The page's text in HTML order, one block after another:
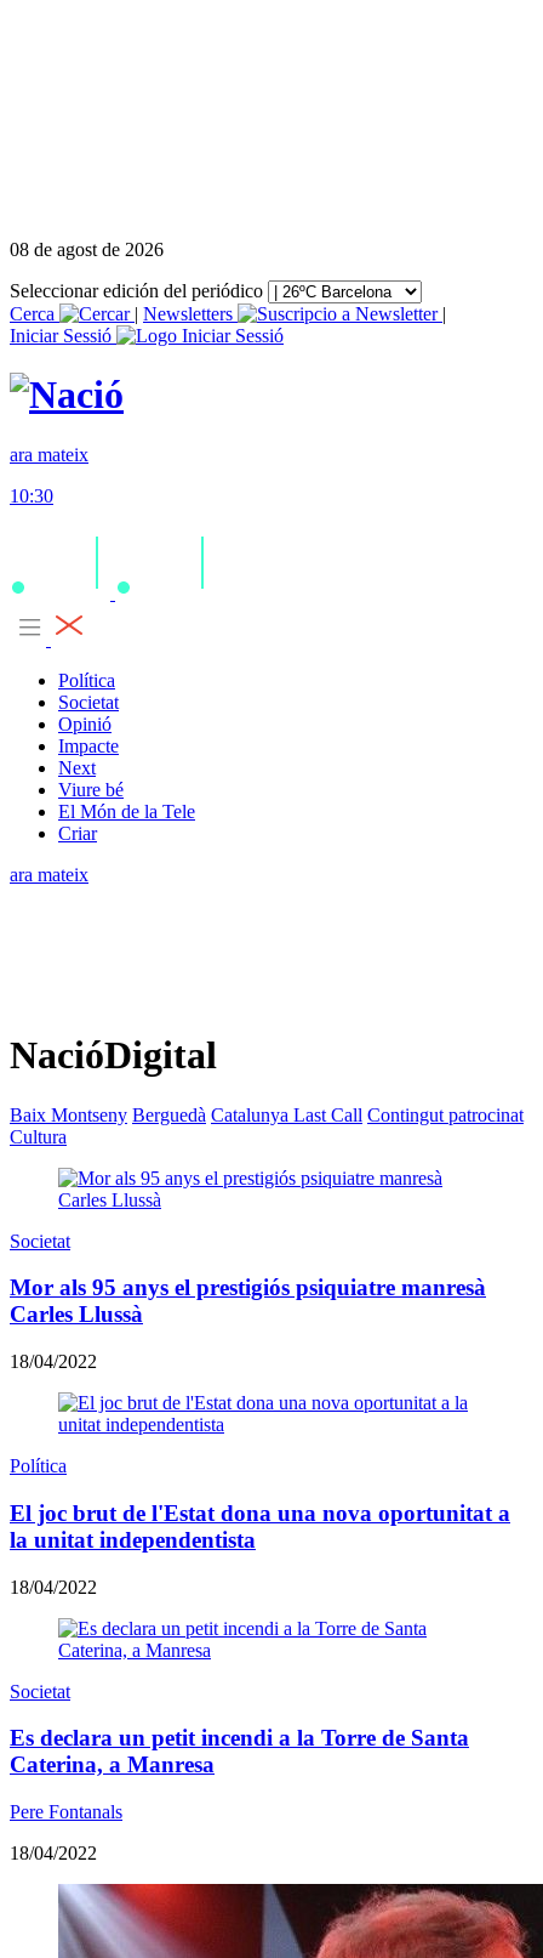
08 de agost de 2026
Seleccionar edición del periódico
Cerca
| Newsletters
|
Iniciar Sessió
ara mateix
10:30
Política
Societat
Opinió
Impacte
Next
Viure bé
El Món de la Tele
Criar
ara mateix
NacióDigital
Baix Montseny Berguedà Catalunya Last Call Contingut patrocinat
Cultura
Societat
Mor als 95 anys el prestigiós psiquiatre manresà
Carles Llussà
18/04/2022
Política
El joc brut de l'Estat dona una nova oportunitat a
la unitat independentista
18/04/2022
Societat
Es declara un petit incendi a la Torre de Santa
Caterina, a Manresa
Pere Fontanals
18/04/2022